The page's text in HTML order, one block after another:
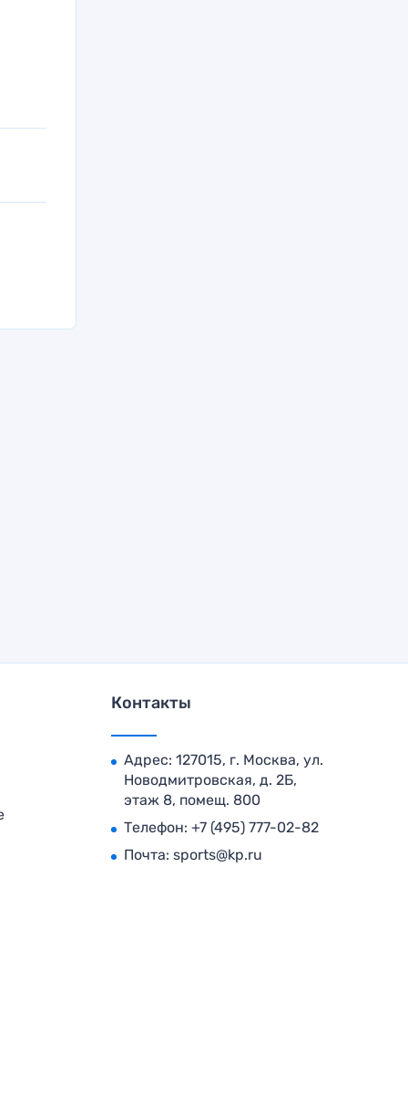
Контакты
Адрес: 127015, г. Москва, ул.
Новодмитровская, д. 2Б,
этаж 8, помещ. 800
Телефон: +7 (495) 777-02-82
Почта: sports@kp.ru